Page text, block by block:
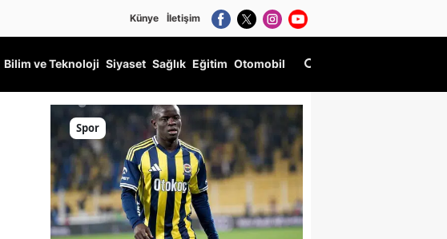
Künye İletişim
Bilim ve Teknoloji Siyaset Sağlık Eğitim Otomobil
Spor